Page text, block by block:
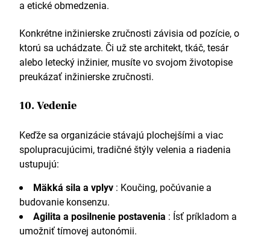
a etické obmedzenia.
Konkrétne inžinierske zručnosti závisia od pozície, o
ktorú sa uchádzate. Či už ste architekt, tkáč, tesár
alebo letecký inžinier, musíte vo svojom životopise
preukázať inžinierske zručnosti.
10. Vedenie
Keďže sa organizácie stávajú plochejšími a viac
spolupracujúcimi, tradičné štýly velenia a riadenia
ustupujú:
Mäkká sila a vplyv : Koučing, počúvanie a
budovanie konsenzu.
Agilita a posilnenie postavenia : Ísť príkladom a
umožniť tímovej autonómii.